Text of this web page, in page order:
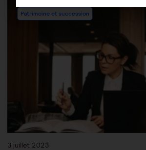
Patrimoine et succession
3 juillet 2023